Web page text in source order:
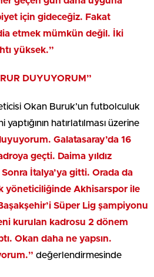
için gideceğiz. Fakat
etmek mümkün değil. İki
yüksek.”
DUYUYORUM”
Okan Buruk’un futbolculuk
hatırlatılması üzerine
Galatasaray’da 16
geçti. Daima yıldız
İtalya’ya gitti. Orada da
yöneticiliğinde Akhisarspor ile
Süper Lig şampiyonu
kurulan kadrosu 2 dönem
Okan daha ne yapsın.
değerlendirmesinde